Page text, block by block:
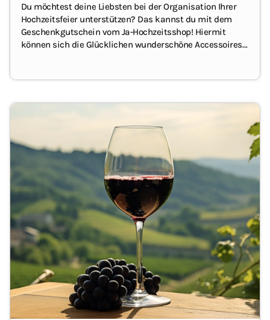
Du möchtest deine Liebsten bei der Organisation Ihrer
Hochzeitsfeier unterstützen? Das kannst du mit dem
Geschenkgutschein vom Ja-Hochzeitsshop! Hiermit
können sich die Glücklichen wunderschöne Accessoires